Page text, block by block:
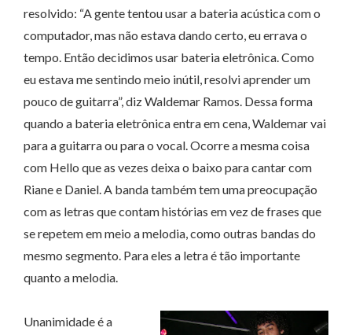
resolvido: “A gente tentou usar a bateria acústica com o
computador, mas não estava dando certo, eu errava o
tempo. Então decidimos usar bateria eletrônica. Como
eu estava me sentindo meio inútil, resolvi aprender um
pouco de guitarra”, diz Waldemar Ramos. Dessa forma
quando a bateria eletrônica entra em cena, Waldemar vai
para a guitarra ou para o vocal. Ocorre a mesma coisa
com Hello que as vezes deixa o baixo para cantar com
Riane e Daniel. A banda também tem uma preocupação
com as letras que contam histórias em vez de frases que
se repetem em meio a melodia, como outras bandas do
mesmo segmento. Para eles a letra é tão importante
quanto a melodia.
Unanimidade é a